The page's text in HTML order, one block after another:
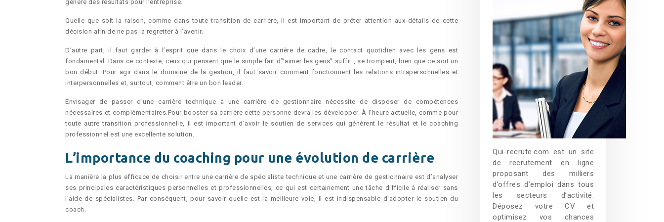
génère des résultats pour l’entreprise.
Quelle que soit la raison, comme dans toute transition de carrière, il est important de prêter attention aux détails de cette
décision afin de ne pas la regretter à l’avenir.
D’autre part, il faut garder à l’esprit que dans le choix d’une carrière de cadre, le contact quotidien avec les gens est
fondamental. Dans ce contexte, ceux qui pensent que le simple fait d’”aimer les gens” suffit , se trompent, bien que ce soit un
bon début. Pour agir dans le domaine de la gestion, il faut savoir comment fonctionnent les relations intrapersonnelles et
interpersonnelles et, surtout, comment être un bon leader.
Envisager de passer d’une carrière technique à une carrière de gestionnaire nécessite de disposer de compétences
nécessaires et complémentaires.Pour booster sa carrière cette personne devra les développer. À l’heure actuelle, comme pour
toute autre transition professionnelle, il est important d’avoir le soutien de services qui génèrent le résultat et le coaching
professionnel est une excellente solution.
L’importance du coaching pour une évolution de carrière
La manière la plus efficace de choisir entre une carrière de spécialiste technique et une carrière de gestionnaire est d’analyser
ses principales caractéristiques personnelles et professionnelles, ce qui est certainement une tâche difficile à réaliser sans
l’aide de spécialistes. Par conséquent, pour savoir quelle est la meilleure voie, il est indispensable d’adopter le soutien du
coach.
Qui-recrute.com est un site
de recrutement en ligne
proposant des milliers
d’offres d’emploi dans tous
les secteurs d’activité.
Déposez votre CV et
optimisez vos chances